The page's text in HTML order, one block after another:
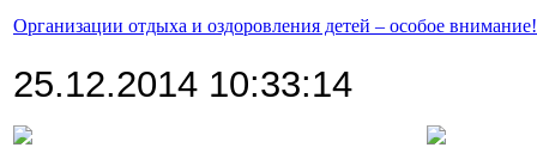
Организации отдыха и оздоровления детей – особое внимание!
25.12.2014 10:33:14